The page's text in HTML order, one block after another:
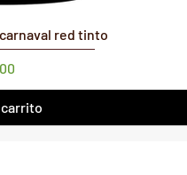
red tinto